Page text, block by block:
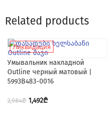
Related products
Ликвидация
Умывальник накладной
Outline черный матовый |
5993B483-0016
2,984₾ 1,492₾